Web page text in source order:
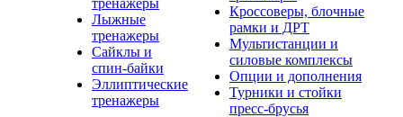
тренажеры
Лыжные
тренажеры
Сайклы и
спин-байки
Эллиптические
тренажеры
Кроссоверы, блочные
рамки и ДРТ
Мультистанции и
силовые комплексы
Опции и дополнения
Турники и стойки
пресс-брусья